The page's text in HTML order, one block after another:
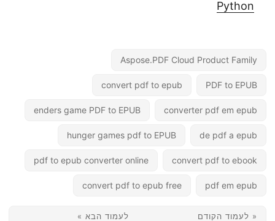
Python
Aspose.PDF Cloud Product Family
PDF to EPUB
convert pdf to epub
converter pdf em epub
enders game PDF to EPUB
de pdf a epub
hunger games pdf to EPUB
convert pdf to ebook
pdf to epub converter online
pdf em epub
convert pdf to epub free
« לעמוד הקודם לעמוד הבא »